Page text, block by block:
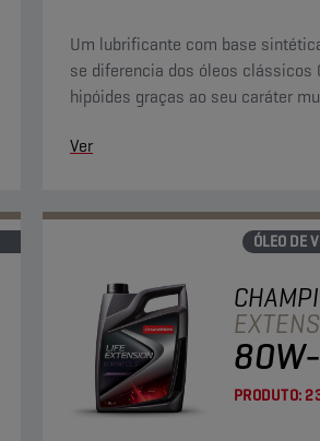
Um lubrificante com base
se diferencia dos óleos clássicos
hipóides graças ao seu caráter
Ver
ÓLEO DE
PRODUTO: